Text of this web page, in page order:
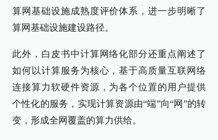
算网基础设施成熟度评价体系，进一步明晰了
算网基础设施建设路径。
此外，白皮书中计算网络化部分还重点阐述了
如何以计算服务为核心，基于高质量互联网络
连接算力软硬件资源，为各个位置的用户提供
个性化的服务，实现计算资源由“端”向“网”的转
变，形成全网覆盖的算力供给。